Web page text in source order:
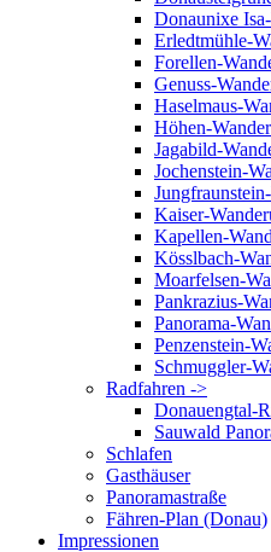
Donaunixe
Erledtmühle-
Forellen-
Genuss-
Haselmaus-
Höhen-
Jagabild-
Jochenstein-
Kaiser-
Kapellen-
Kösslbach-
Moarfelsen-
Pankrazius-
Panorama-
Penzenstein-
Schmuggler-
Radfahren ->
Donauengtal-
Sauwald
Schlafen
Gasthäuser
Panoramastraße
Fähren-Plan (Donau)
Impressionen